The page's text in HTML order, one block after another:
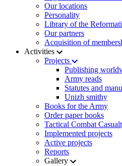
Our locations
Personality
Library of the
Our partners
Acquisition of
Activities
Projects
Publishing
Army reads
Statutes and
Unizh smithy
Books for the Army
Order paper books
Tactical Combat
Implemented projects
Active projects
Reports
Gallery